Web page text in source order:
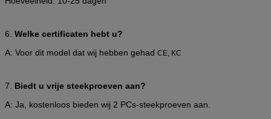
6. Welke certificaten hebt u?
A: Voor dit model dat wij hebben gehad CE, KC
7. Biedt u vrije steekproeven aan?
A: Ja, kostenloos bieden wij 2 PCs-steekproeven aan.